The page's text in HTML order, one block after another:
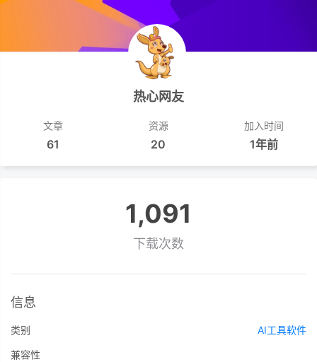
热心网友
文章
61
资源
20
加入时间
1年前
1,091
下载次数
信息
类别 AI工具软件
兼容性